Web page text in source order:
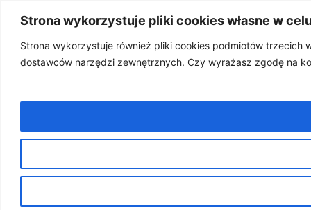
Strona wykorzystuje pliki cookies własne w
Strona wykorzystuje również pliki cookies podmiotów
dostawców narzędzi zewnętrznych. Czy wyrażasz zgodę na